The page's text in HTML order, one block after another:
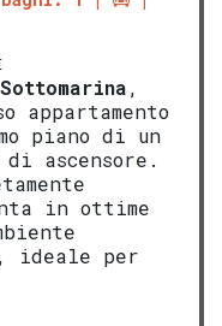
Sottomarina,
appartamento
piano di un
ascensore.
in ottime
ideale per